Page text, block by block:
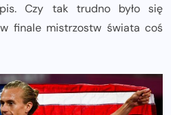
Czy tak trudno było się
finale mistrzostw świata coś